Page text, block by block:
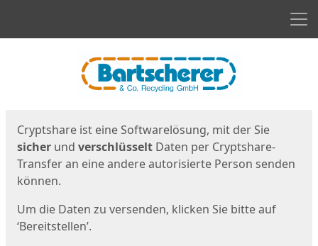
Cryptshare ist eine Softwarelösung, mit der Sie
sicher und verschlüsselt Daten per Cryptshare-
Transfer an eine andere autorisierte Person senden
können.
Um die Daten zu versenden, klicken Sie bitte auf
‘Bereitstellen’.